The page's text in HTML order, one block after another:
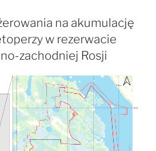
na akumulację
w rezerwacie
zachodniej Rosji